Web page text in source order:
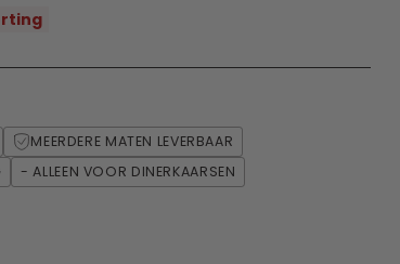
MEERDERE MATEN LEVERBAAR
- ALLEEN VOOR DINERKAARSEN